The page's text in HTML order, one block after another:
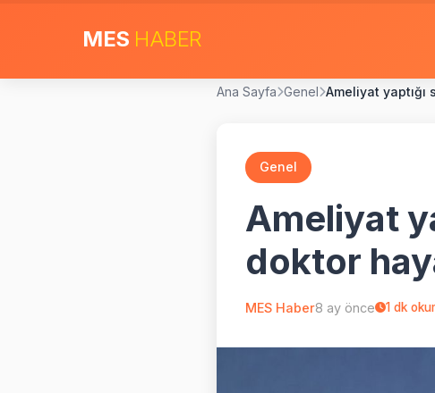
MES HABER
Ana Sayfa Genel Ameliyat yaptığı
Genel
Ameliyat
doktor
MES Haber8 ay önce 1 dk